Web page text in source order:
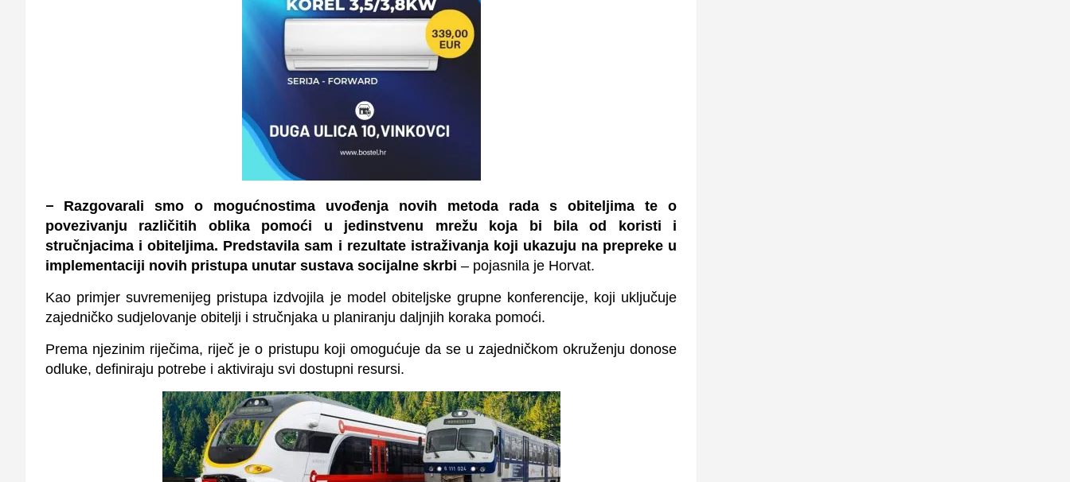
– Razgovarali smo o mogućnostima uvođenja novih metoda rada s obiteljima te o
povezivanju različitih oblika pomoći u jedinstvenu mrežu koja bi bila od koristi i
stručnjacima i obiteljima. Predstavila sam i rezultate istraživanja koji ukazuju na prepreke u
implementaciji novih pristupa unutar sustava socijalne skrbi – pojasnila je Horvat.
Kao primjer suvremenijeg pristupa izdvojila je model obiteljske grupne konferencije, koji uključuje
zajedničko sudjelovanje obitelji i stručnjaka u planiranju daljnjih koraka pomoći.
Prema njezinim riječima, riječ je o pristupu koji omogućuje da se u zajedničkom okruženju donose
odluke, definiraju potrebe i aktiviraju svi dostupni resursi.